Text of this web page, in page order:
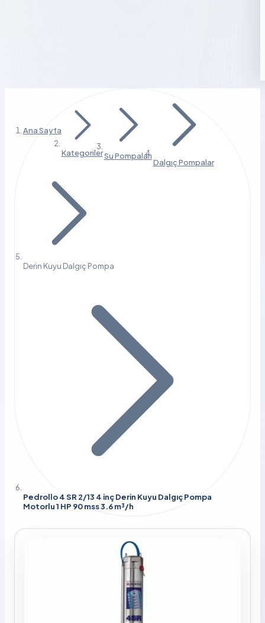
Ana Sayfa
KategorilerSu Pompaları
Dalgıç Pompalar
Derin Kuyu Dalgıç Pompa
Pedrollo 4 SR 2/13 4 inç Derin Kuyu Dalgıç Pompa
Motorlu 1 HP 90 mss 3.6 m³/h